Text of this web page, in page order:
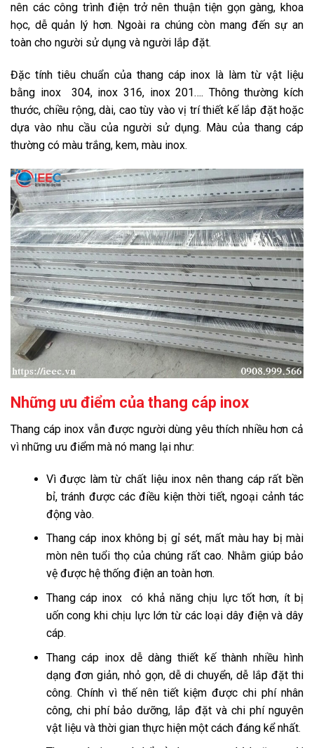
nên các công trình điện trở nên thuận tiện gọn gàng, khoa
học, dễ quản lý hơn. Ngoài ra chúng còn mang đến sự an
toàn cho người sử dụng và người lắp đặt.
Đặc tính tiêu chuẩn của thang cáp inox là làm từ vật liệu
bằng inox 304, inox 316, inox 201…. Thông thường kích
thước, chiều rộng, dài, cao tùy vào vị trí thiết kế lắp đặt hoặc
dựa vào nhu cầu của người sử dụng. Màu của thang cáp
thường có màu trắng, kem, màu inox.
Những ưu điểm của thang cáp inox
Thang cáp inox vẫn được người dùng yêu thích nhiều hơn cả
vì những ưu điểm mà nó mang lại như:
Vì được làm từ chất liệu inox nên thang cáp rất bền
bỉ, tránh được các điều kiện thời tiết, ngoại cảnh tác
động vào.
Thang cáp inox không bị gỉ sét, mất màu hay bị mài
mòn nên tuổi thọ của chúng rất cao. Nhằm giúp bảo
vệ được hệ thống điện an toàn hơn.
Thang cáp inox có khả năng chịu lực tốt hơn, ít bị
uốn cong khi chịu lực lớn từ các loại dây điện và dây
cáp.
Thang cáp inox dễ dàng thiết kế thành nhiều hình
dạng đơn giản, nhỏ gọn, dễ di chuyển, dễ lắp đặt thi
công. Chính vì thế nên tiết kiệm được chi phí nhân
công, chi phí bảo dưỡng, lắp đặt và chi phí nguyên
vật liệuvà thời gian thực hiện một cách đáng kể nhất.